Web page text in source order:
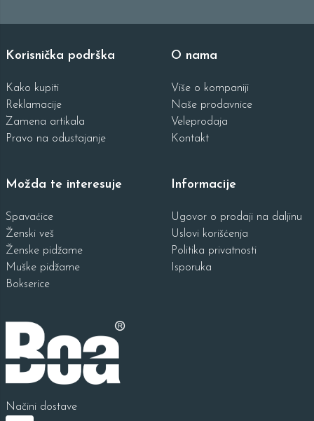
Korisnička podrška
Kako kupiti
Reklamacije
Zamena artikala
Pravo na odustajanje
O nama
Više o kompaniji
Naše prodavnice
Veleprodaja
Kontakt
Možda te interesuje
Spavaćice
Ženski veš
Ženske pidžame
Muške pidžame
Bokserice
Informacije
Ugovor o prodaji na daljinu
Uslovi korišćenja
Politika privatnosti
Isporuka
Načini dostave